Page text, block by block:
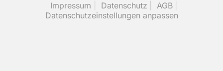
Impressum Datenschutz
AGB
Datenschutzeinstellungen anpassen